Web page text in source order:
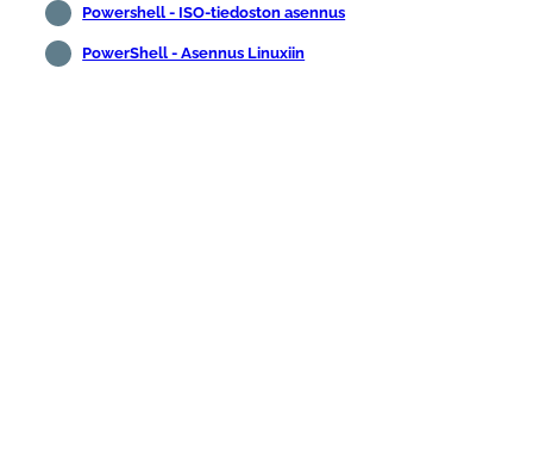
Powershell - ISO-tiedoston asennus
PowerShell - Asennus Linuxiin